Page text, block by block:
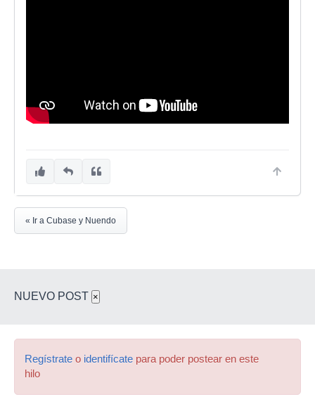
« Ir a Cubase y Nuendo
NUEVO POST ×
Regístrate o identifícate para poder postear en este
hilo